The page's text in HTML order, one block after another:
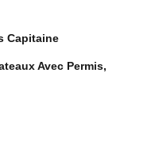
Capitaine
Avec Permis,